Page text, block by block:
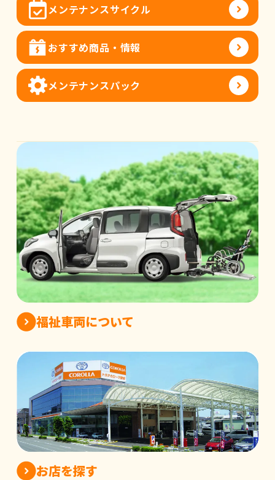
メンテナンスサイクル
おすすめ商品・情報
メンテナンスパック
福祉車両について
お店を探す